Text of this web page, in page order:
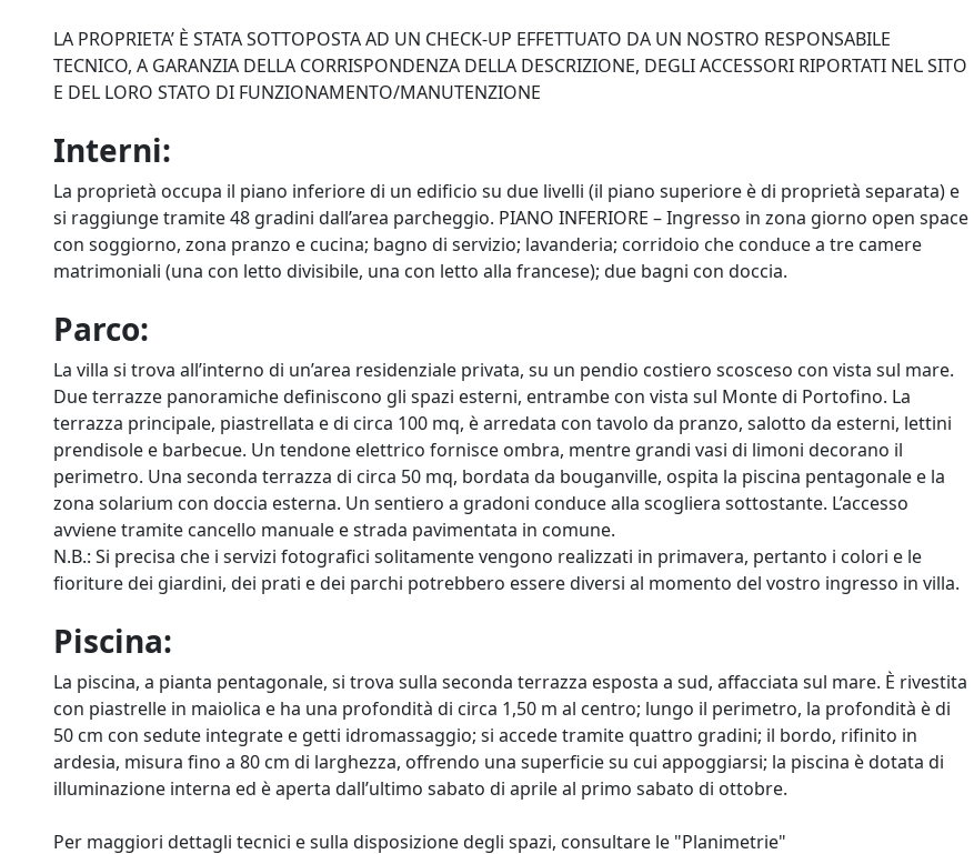
LA PROPRIETA’ È STATA SOTTOPOSTA AD UN CHECK-UP EFFETTUATO DA UN NOSTRO RESPONSABILE
TECNICO, A GARANZIA DELLA CORRISPONDENZA DELLA DESCRIZIONE, DEGLI ACCESSORI RIPORTATI NEL SITO
E DEL LORO STATO DI FUNZIONAMENTO/MANUTENZIONE
Interni:
La proprietà occupa il piano inferiore di un edificio su due livelli (il piano superiore è di proprietà separata) e
si raggiunge tramite 48 gradini dall’area parcheggio. PIANO INFERIORE – Ingresso in zona giorno open space
con soggiorno, zona pranzo e cucina; bagno di servizio; lavanderia; corridoio che conduce a tre camere
matrimoniali (una con letto divisibile, una con letto alla francese); due bagni con doccia.
Parco:
La villa si trova all’interno di un’area residenziale privata, su un pendio costiero scosceso con vista sul mare.
Due terrazze panoramiche definiscono gli spazi esterni, entrambe con vista sul Monte di Portofino. La
terrazza principale, piastrellata e di circa 100 mq, è arredata con tavolo da pranzo, salotto da esterni, lettini
prendisole e barbecue. Un tendone elettrico fornisce ombra, mentre grandi vasi di limoni decorano il
perimetro. Una seconda terrazza di circa 50 mq, bordata da bouganville, ospita la piscina pentagonale e la
zona solarium con doccia esterna. Un sentiero a gradoni conduce alla scogliera sottostante. L’accesso
avviene tramite cancello manuale e strada pavimentata in comune.
N.B.: Si precisa che i servizi fotografici solitamente vengono realizzati in primavera, pertanto i colori e le
fioriture dei giardini, dei prati e dei parchi potrebbero essere diversi al momento del vostro ingresso in villa.
Piscina:
La piscina, a pianta pentagonale, si trova sulla seconda terrazza esposta a sud, affacciata sul mare. È rivestita
con piastrelle in maiolica e ha una profondità di circa 1,50 m al centro; lungo il perimetro, la profondità è di
50 cm con sedute integrate e getti idromassaggio; si accede tramite quattro gradini; il bordo, rifinito in
ardesia, misura fino a 80 cm di larghezza, offrendo una superficie su cui appoggiarsi; la piscina è dotata di
illuminazione interna ed è aperta dall’ultimo sabato di aprile al primo sabato di ottobre.
Per maggiori dettagli tecnici e sulla disposizione degli spazi, consultare le "Planimetrie"